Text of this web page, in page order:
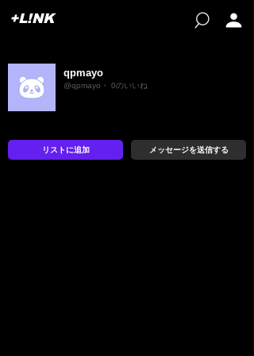
+L!NK
qpmayo
@qpmayo・ 0のいいね
リストに追加 メッセージを送信する